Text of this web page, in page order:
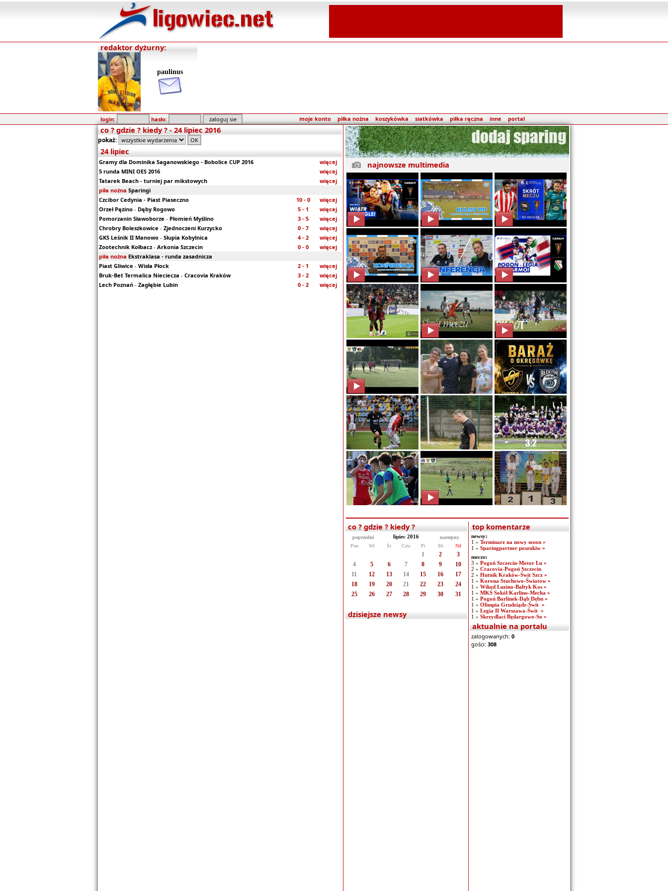
redaktor dyżurny:
paulinus
login: hasło: moje konto piłka nożna koszykówka siatkówka piłka ręczna inne portal
co ? gdzie ? kiedy ? - 24 lipiec 2016
pokaż:
24 lipiec
Gramy dla Dominika Saganowskiego - Bobolice CUP 2016
więcej
5 runda MINI OES 2016
więcej
Tatarek Beach - turniej par mikstowych
więcej
piła nożna Sparingi
Czcibor Cedynia - Piast Piaseczno
10 - 0
więcej
Orzeł Pęzino - Dęby Rogowo 5 - 1
więcej
Pomorzanin Sławoborze - Płomień Myślino 3 - 5
więcej
Chrobry Boleszkowice - Zjednoczeni Kurzycko 0 - 7
więcej
GKS Leśnik II Manowo - Słupia Kobylnica 4 - 2
więcej
Zootechnik Kołbacz - Arkonia Szczecin 0 - 0
więcej
piła nożna Ekstraklasa - runda zasadnicza
Piast Gliwice - Wisła Płock 2 - 1
więcej
Bruk-Bet Termalica Nieciecza - Cracovia Kraków 3 - 2
więcej
Lech Poznań - Zagłębie Lubin 0 - 2 więcej
najnowsze multimedia
co ? gdzie ? kiedy ?
poprzedni lipiec 2016
nastepny
Pon
Wt Śr Czw Pt Sb Nd
1 2
3
4
5 6 7 8 9
10
11
12 13 14 15 16
17
18
19 20 21 22 23
24
25
26 27 28 29 30 31
dzisiejsze newsy
top komentarze
newsy:
1 » Terminarz na nowy sezon »
1 » Sparingpartner poszukiw »
mecze:
3 » Pogoń Szczecin-Motor Lu »
2 » Cracovia-Pogoń Szczecin
2 » Hutnik Kraków-Świt Szcz »
1 » Korona Stuchowo-Światow »
1 » Wikęd Luzino-Bałtyk Kos »
1 » MKS Sokół Karlino-Mecha »
1 » Pogoń Barlinek-Dąb Dębn »
1 » Olimpia Grudziądz-Świt »
1 » Legia II Warszawa-Świt »
1 » Skrzydlaci Będargowo-So »
aktualnie na portalu
zalogowanych: 0
gości: 308